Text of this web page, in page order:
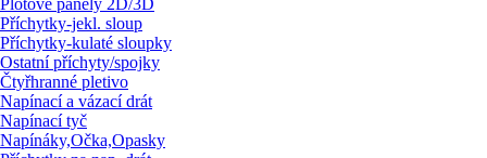
Plotové panely 2D/3D
Příchytky-jekl. sloup
Příchytky-kulaté sloupky
Ostatní příchyty/spojky
Čtyřhranné pletivo
Napínací a vázací drát
Napínací tyč
Napínáky,Očka,Opasky